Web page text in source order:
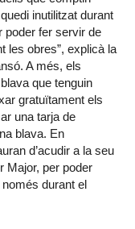
inutilitzat durant
poder fer servir de
les obres”, explicà la
A més, els
que tenguin
gratuïtament els
una tarja de
blava. En
d’acudir a la seu
Major, per poder
durant el